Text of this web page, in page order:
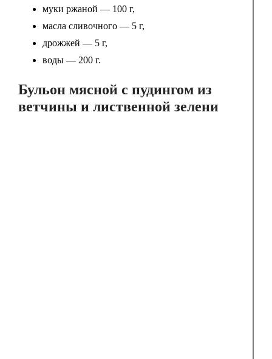
муки ржаной — 100 г,
масла сливочного — 5 г,
дрожжей — 5 г,
воды — 200 г.
Бульон мясной с пудингом из
ветчины и лиственной зелени